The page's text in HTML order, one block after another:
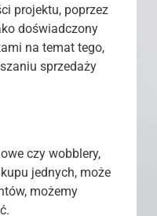
projektu, poprzez
doświadczony
na temat tego,
sprzedaży
czy wobblery,
jednych, może
możemy